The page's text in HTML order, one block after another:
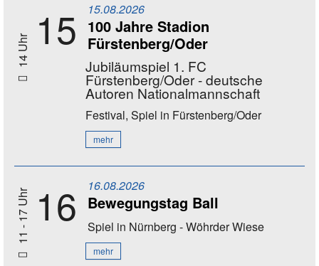
14 Uhr 15 15.08.2026
100 Jahre Stadion
Fürstenberg/Oder
Jubiläumspiel 1. FC
Fürstenberg/Oder - deutsche
Autoren Nationalmannschaft
Festival, Spiel in Fürstenberg/Oder
mehr
11 - 17 Uhr 16 16.08.2026
Bewegungstag Ball
Spiel in Nürnberg - Wöhrder Wiese
mehr